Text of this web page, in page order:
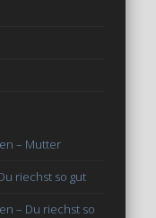
– Mutter
riechst so gut
– Du riechst so